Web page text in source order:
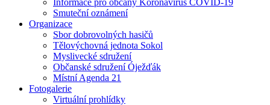
Informace pro občany Koronavirus COVID-19
Smuteční oznámení
Organizace
Sbor dobrovolných hasičů
Tělovýchovná jednota Sokol
Myslivecké sdružení
Občanské sdružení Óježďák
Místní Agenda 21
Fotogalerie
Virtuální prohlídky